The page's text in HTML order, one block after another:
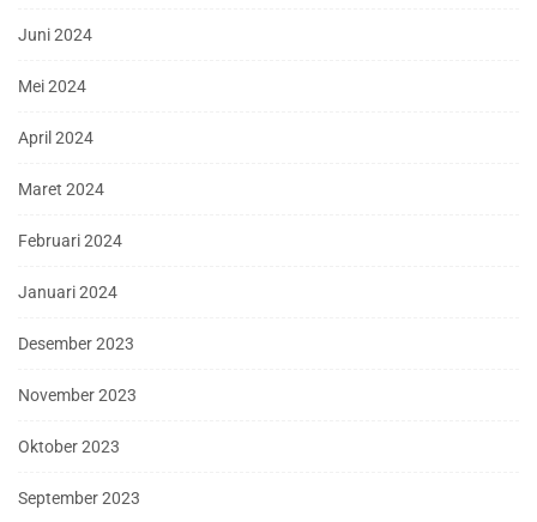
Juni 2024
Mei 2024
April 2024
Maret 2024
Februari 2024
Januari 2024
Desember 2023
November 2023
Oktober 2023
September 2023